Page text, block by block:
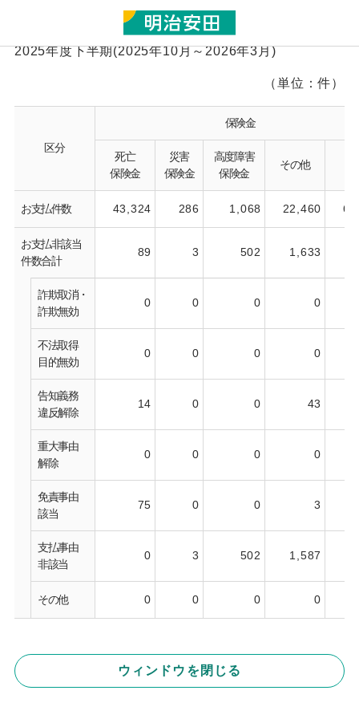
2025年度下半期(2025年10月～2026年3月)
（単位：件）
区分
保険金
死亡
保険金
災害
保険金
高度障害
保険金
その他
お支払件数 43,324 286 1,068 22,460
お支払非該当
件数合計
89 3 502 1,633
詐欺取消・
詐欺無効
0 0 0 0
不法取得
目的無効
0 0 0 0
告知義務
違反解除
14 0 0 43
重大事由
解除
0 0 0 0
免責事由
該当
75 0 0 3
支払事由
非該当
0 3 502 1,587
その他 0 0 0 0
ウィンドウを閉じる